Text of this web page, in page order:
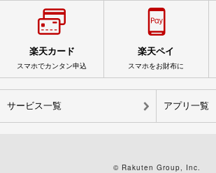
楽天カード
スマホでカンタン申込
楽天ペイ
スマホをお財布に
サービス一覧 アプリ一覧
© Rakuten Group, Inc.